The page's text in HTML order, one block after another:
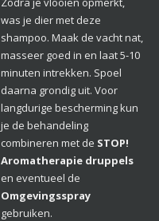
was je dier met deze
shampoo. Maak de vacht nat,
masseer goed in en laat 5-10
minuten intrekken. Spoel
daarna grondig uit. Voor
langdurige bescherming kun
je de behandeling
combineren met de STOP!
Aromatherapie druppels
en eventueel de
Omgevingsspray
gebruiken.